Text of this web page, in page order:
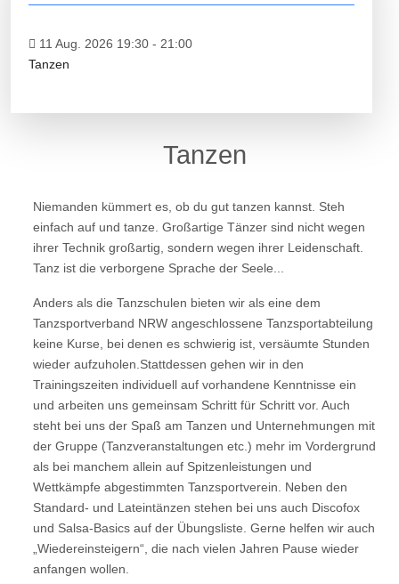
11 Aug. 2026 19:30 - 21:00
Tanzen
Tanzen
Niemanden kümmert es, ob du gut tanzen kannst. Steh
einfach auf und tanze. Großartige Tänzer sind nicht wegen
ihrer Technik großartig, sondern wegen ihrer Leidenschaft.
Tanz ist die verborgene Sprache der Seele...
Anders als die Tanzschulen bieten wir als eine dem
Tanzsportverband NRW angeschlossene Tanzsportabteilung
keine Kurse, bei denen es schwierig ist, versäumte Stunden
wieder aufzuholen.Stattdessen gehen wir in den
Trainingszeiten individuell auf vorhandene Kenntnisse ein
und arbeiten uns gemeinsam Schritt für Schritt vor. Auch
steht bei uns der Spaß am Tanzen und Unternehmungen mit
der Gruppe (Tanzveranstaltungen etc.) mehr im Vordergrund
als bei manchem allein auf Spitzenleistungen und
Wettkämpfe abgestimmten Tanzsportverein. Neben den
Standard- und Lateintänzen stehen bei uns auch Discofox
und Salsa-Basics auf der Übungsliste. Gerne helfen wir auch
„Wiedereinsteigern“, die nach vielen Jahren Pause wieder
anfangen wollen.